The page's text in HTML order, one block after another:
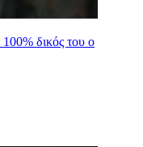
δικός του ο